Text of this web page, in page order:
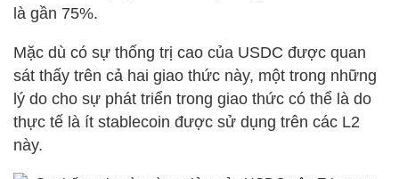
là gần 75%.
Mặc dù có sự thống trị cao của USDC được quan
sát thấy trên cả hai giao thức này, một trong những
lý do cho sự phát triển trong giao thức có thể là do
thực tế là ít stablecoin được sử dụng trên các L2
này.